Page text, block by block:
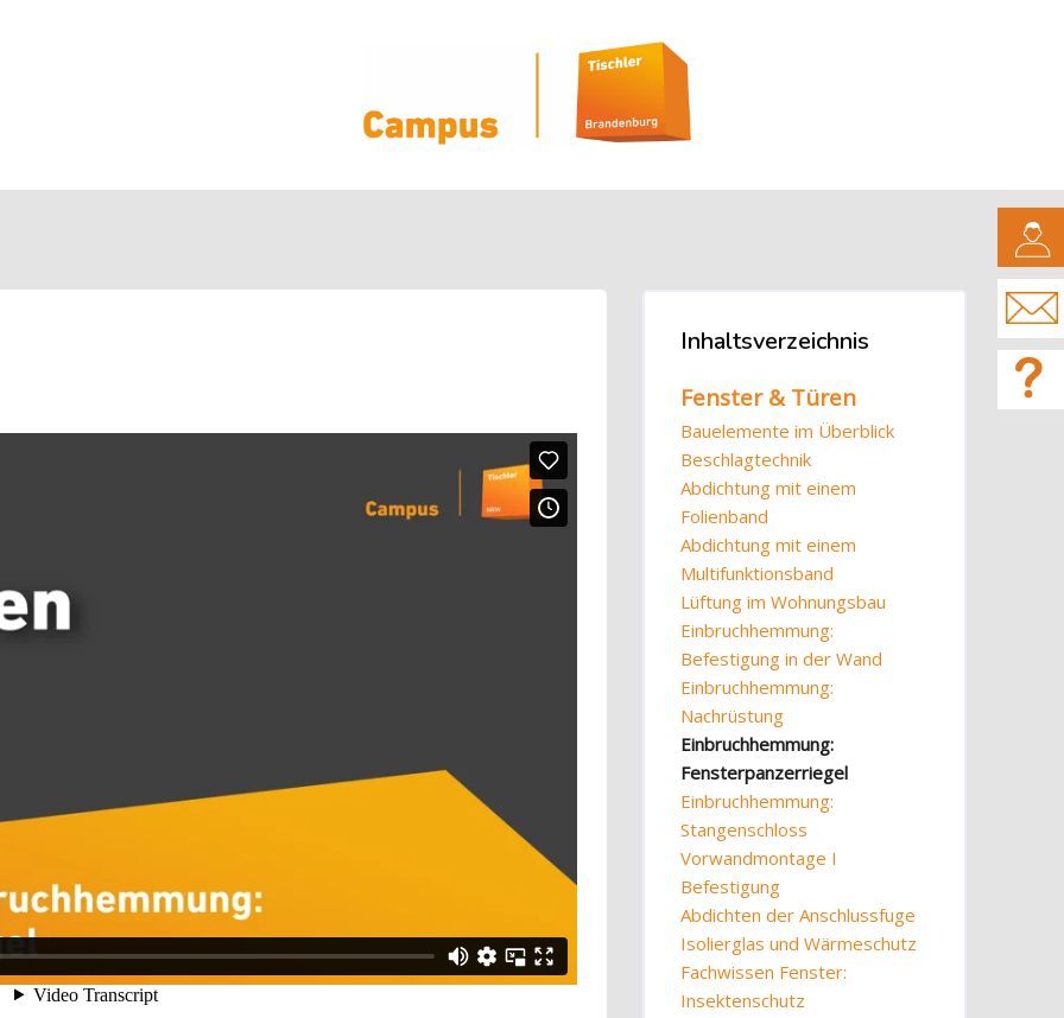
Inhaltsverzeichnis überspringen
Inhaltsverzeichnis
Fenster & Türen
Bauelemente im Überblick
Beschlagtechnik
Abdichtung mit einem
Folienband
Abdichtung mit einem
Multifunktionsband
Lüftung im Wohnungsbau
Einbruchhemmung:
Befestigung in der Wand
Einbruchhemmung:
Nachrüstung
Einbruchhemmung:
Fensterpanzerriegel
Einbruchhemmung:
Stangenschloss
Vorwandmontage I
Befestigung
Abdichten der Anschlussfuge
Isolierglas und Wärmeschutz
Fachwissen Fenster:
Insektenschutz